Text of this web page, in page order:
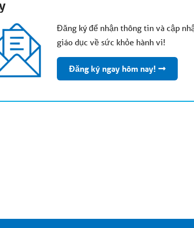
Đăng ký để nhận thông tin và cập
giáo dục về sức khỏe hành vi!
Đăng ký ngay hôm nay!